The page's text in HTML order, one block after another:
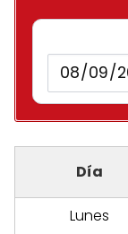
Día
Lunes